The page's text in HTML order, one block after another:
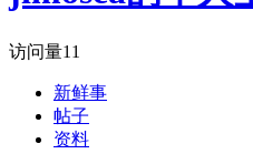
访问量11
新鲜事
帖子
资料